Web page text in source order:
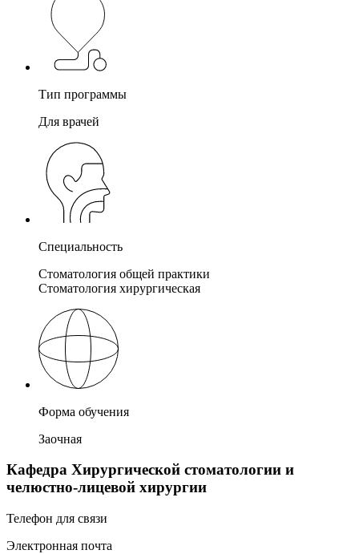
Тип программы
Для врачей
Специальность
Стоматология общей практики
Стоматология хирургическая
Форма обучения
Заочная
Кафедра Хирургической стоматологии и
челюстно-лицевой хирургии
Телефон для связи
Электронная почта